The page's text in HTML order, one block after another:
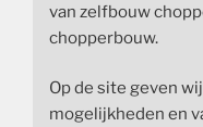
van zelfbouw
chopperbouw.
Op de site geven
mogelijkheden en